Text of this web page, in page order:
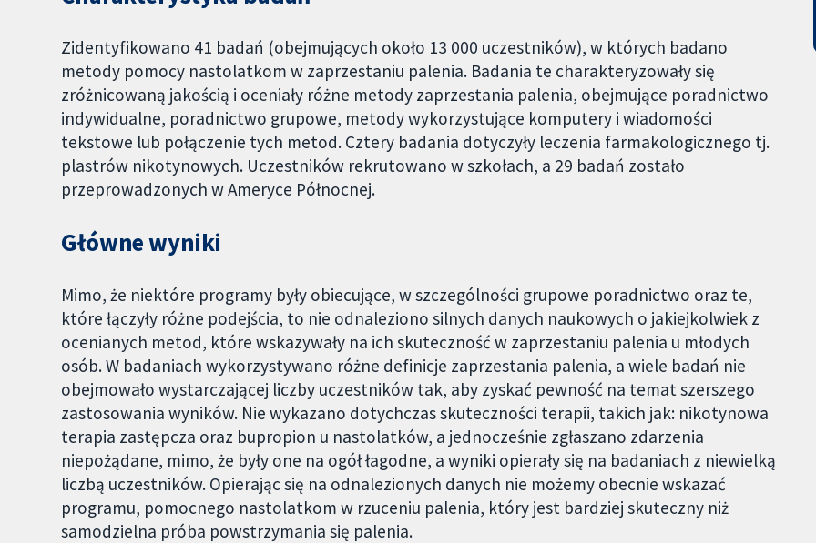
Zidentyfikowano 41 badań (obejmujących około 13 000 uczestników), w których badano
metody pomocy nastolatkom w zaprzestaniu palenia. Badania te charakteryzowały się
zróżnicowaną jakością i oceniały różne metody zaprzestania palenia, obejmujące poradnictwo
indywidualne, poradnictwo grupowe, metody wykorzystujące komputery i wiadomości
tekstowe lub połączenie tych metod. Cztery badania dotyczyły leczenia farmakologicznego tj.
plastrów nikotynowych. Uczestników rekrutowano w szkołach, a 29 badań zostało
przeprowadzonych w Ameryce Północnej.
Główne wyniki
Mimo, że niektóre programy były obiecujące, w szczególności grupowe poradnictwo oraz te,
które łączyły różne podejścia, to nie odnaleziono silnych danych naukowych o jakiejkolwiek z
ocenianych metod, które wskazywały na ich skuteczność w zaprzestaniu palenia u młodych
osób. W badaniach wykorzystywano różne definicje zaprzestania palenia, a wiele badań nie
obejmowało wystarczającej liczby uczestników tak, aby zyskać pewność na temat szerszego
zastosowania wyników. Nie wykazano dotychczas skuteczności terapii, takich jak: nikotynowa
terapia zastępcza oraz bupropion u nastolatków, a jednocześnie zgłaszano zdarzenia
niepożądane, mimo, że były one na ogół łagodne, a wyniki opierały się na badaniach z niewielką
liczbą uczestników. Opierając się na odnalezionych danych nie możemy obecnie wskazać
programu, pomocnego nastolatkom w rzuceniu palenia, który jest bardziej skuteczny niż
samodzielna próba powstrzymania się palenia.